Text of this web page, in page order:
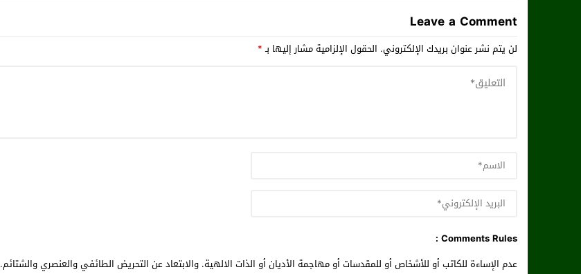
Leave a Comment
لن يتم نشر عنوان بريدك الإلكتروني. الحقول الإلزامية مشار إليها بـ*
Comments Rules :
عدم الإساءة للكاتب أو للأشخاص أو للمقدسات أو مهاجمة الأديان أو الذات الالهية. والابتعاد عن التحريض الطائفي والعنصري والشتائم.